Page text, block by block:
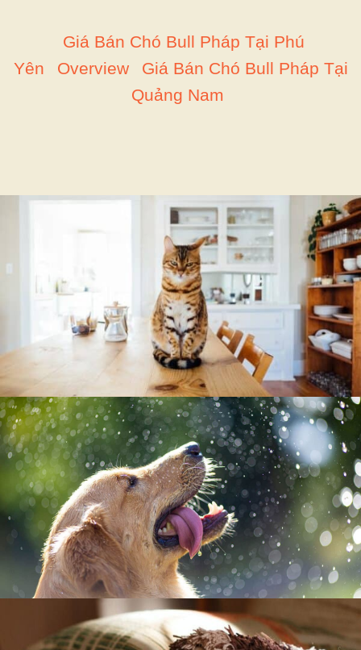
Giá Bán Chó Bull Pháp Tại Phú
Yên
Overview
Giá Bán Chó Bull Pháp Tại
Quảng Nam